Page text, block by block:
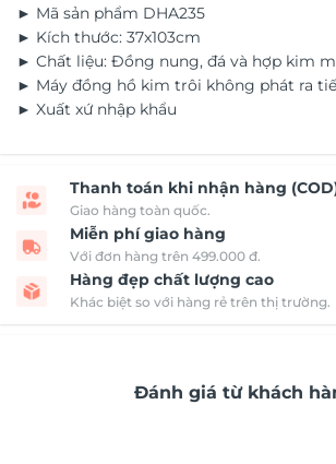
► Mã sản phẩm DHA235
► Kích thước: 37x103cm
► Chất liệu: Đồng nung, đá và hợp kim
► Máy đồng hồ kim trôi không phát ra
► Xuất xứ nhập khẩu
Thanh toán khi nhận hàng
Giao hàng toàn quốc.
Miễn phí giao hàng
Với đơn hàng trên 499.000 đ.
Hàng đẹp chất lượng cao
Khác biệt so với hàng rẻ trên thị trường.
Đánh giá từ khách